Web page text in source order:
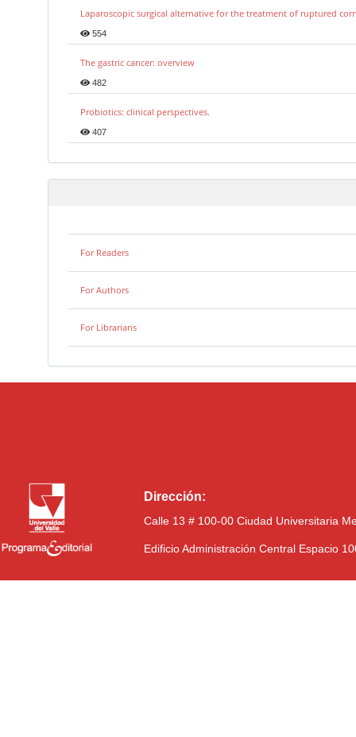
Laparoscopic surgical alternative for the treatment of ruptured
554
The gastric cancer: overview
482
Probiotics: clinical perspectives.
407
For Readers
For Authors
For Librarians
Dirección:
Calle 13 # 100-00 Ciudad Universitaria
Edificio Administración Central Espacio